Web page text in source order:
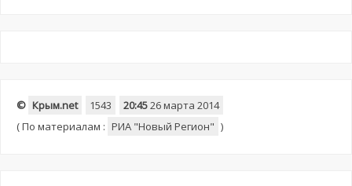
© Крым.net 1543 20:4526 марта 2014
(По материалам : РИА "Новый Регион" )